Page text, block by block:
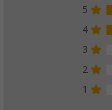
5
4
3
2
1